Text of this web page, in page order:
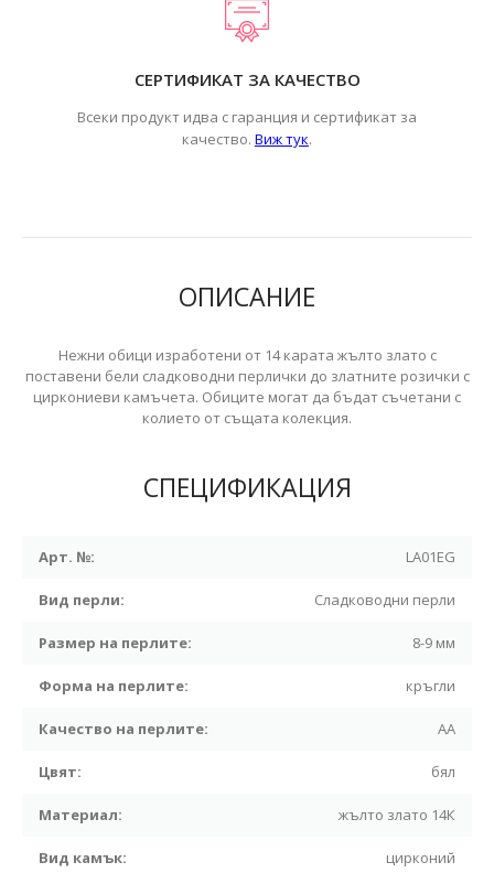
СЕРТИФИКАТ ЗА КАЧЕСТВО
Всеки продукт идва с гаранция и сертификат за
качество. Виж тук.
ОПИСАНИЕ
Нежни обици изработени от 14 карата жълто злато с
поставени бели сладководни перлички до златните розички с
циркониеви камъчета. Обиците могат да бъдат съчетани с
колието от същата колекция.
СПЕЦИФИКАЦИЯ
Арт. №: LA01EG
Вид перли: Сладководни перли
Размер на перлите: 8-9 мм
Форма на перлите: кръгли
Качество на перлите: АА
Цвят: бял
Материал: жълто злато 14К
Вид камък: цирконий